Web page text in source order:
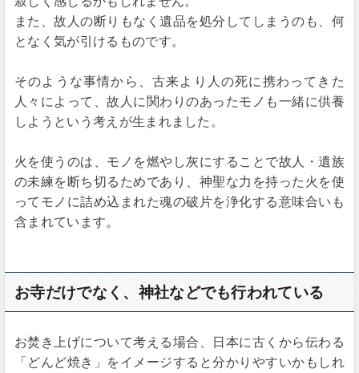
また、故人の断りもなく遺品を処分してしまうのも、何
となく気が引けるものです。
そのような事情から、古来より人の死に携わってきた
人々によって、故人に関わりのあったモノも一緒に供養
しようという考えが生まれました。
火を使うのは、モノを燃やし灰にすることで故人・遺族
の未練を断ち切るためであり、神聖な力を持った火を使
ってモノに詰め込まれた魂の破片を浄化する意味合いも
含まれています。
お寺だけでなく、神社などでも行われている
お焚き上げについて考える場合、日本に古くから伝わる
「どんど焼き」をイメージすると分かりやすいかもしれ